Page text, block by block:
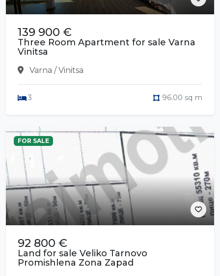
139 900 €
Three Room Apartment for sale Varna
Vinitsa
Varna / Vinitsa
3 96.00 sq m
FOR SALE
92 800 €
Land for sale Veliko Tarnovo
Promishlena Zona Zapad